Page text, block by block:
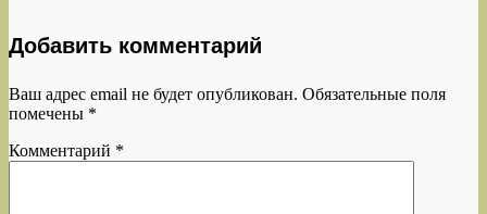
Добавить комментарий
Ваш адрес email не будет опубликован. Обязательные поля
помечены *
Комментарий *